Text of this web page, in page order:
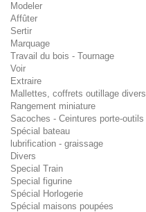
Modeler
Affûter
Sertir
Marquage
Travail du bois - Tournage
Voir
Extraire
Mallettes, coffrets outillage divers
Rangement miniature
Sacoches - Ceintures porte-outils
Spécial bateau
lubrification - graissage
Divers
Special Train
Special figurine
Spécial Horlogerie
Spécial maisons poupées